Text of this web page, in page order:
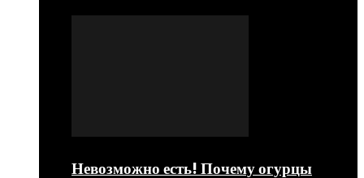
Невозможно есть! Почему огурцы